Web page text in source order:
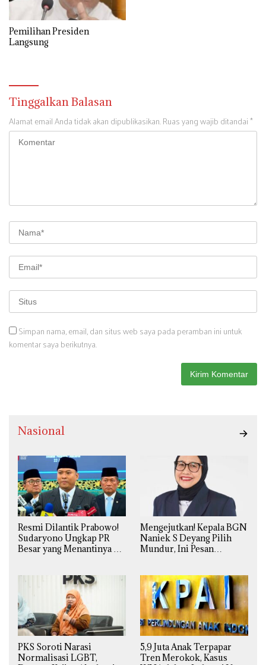
Pemilihan Presiden
Langsung
Tinggalkan Balasan
Alamat email Anda tidak akan dipublikasikan.Ruas yang wajib ditandai*
Simpan nama, email, dan situs web saya pada peramban ini untuk
komentar saya berikutnya.
Nasional
Resmi Dilantik Prabowo!
Sudaryono Ungkap PR
Besar yang Menantinya di
Mengejutkan! Kepala BGN
Naniek S Deyang Pilih
Mundur, Ini Pesan
PKS Soroti Narasi
Normalisasi LGBT,
5,9 Juta Anak Terpapar
Tren Merokok, Kasus